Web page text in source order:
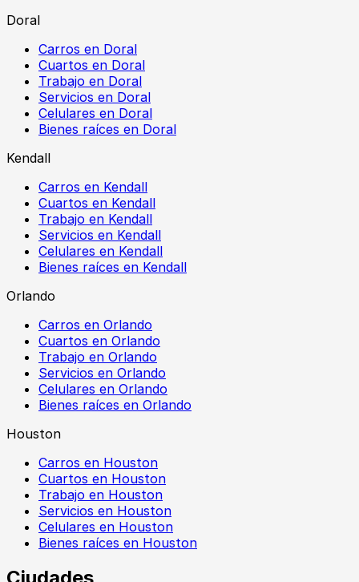
Doral
Carros en Doral
Cuartos en Doral
Trabajo en Doral
Servicios en Doral
Celulares en Doral
Bienes raíces en Doral
Kendall
Carros en Kendall
Cuartos en Kendall
Trabajo en Kendall
Servicios en Kendall
Celulares en Kendall
Bienes raíces en Kendall
Orlando
Carros en Orlando
Cuartos en Orlando
Trabajo en Orlando
Servicios en Orlando
Celulares en Orlando
Bienes raíces en Orlando
Houston
Carros en Houston
Cuartos en Houston
Trabajo en Houston
Servicios en Houston
Celulares en Houston
Bienes raíces en Houston